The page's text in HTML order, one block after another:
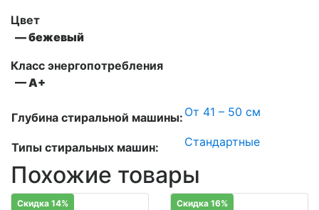
Цвет
— бежевый
Класс энергопотребления
— А+
Глубина стиральной машины: От 41 – 50 см
Типы стиральных машин: Стандартные
Похожие товары
Скидка 14% Скидка 16%